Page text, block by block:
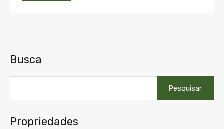
Busca
por:
Propriedades